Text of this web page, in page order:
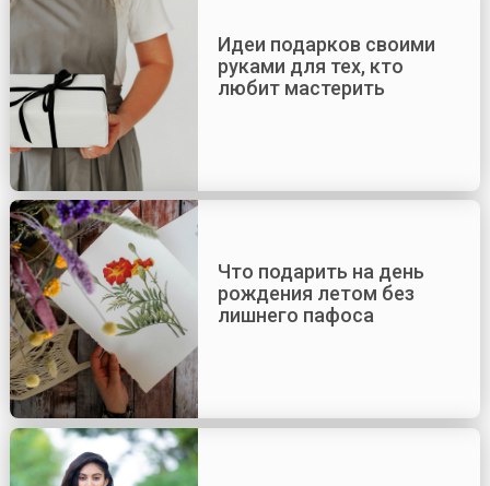
Идеи подарков своими
руками для тех, кто
любит мастерить
Что подарить на день
рождения летом без
лишнего пафоса